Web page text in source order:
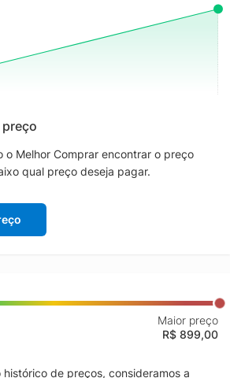
o Melhor Comprar encontrar o preço
qual preço deseja pagar.
Maior preço
R$ 899,00
histórico de preços, consideramos a